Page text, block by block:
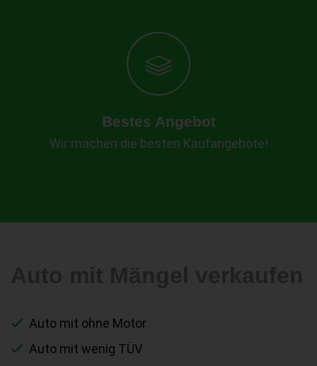
Bestes Angebot
Wir machen die besten Kaufangebote!
Auto mit ohne Motor
Auto mit wenig TÜV